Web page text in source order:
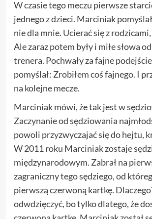
W czasie tego meczu pierwsze
jednego z dzieci. Marciniak
nie dla mnie. Ucierać się z
Ale zaraz potem były i miłe słowa
trenera. Pochwały za fajne
pomyślał: Zrobiłem coś fajnego. I
na kolejne mecze.
Marciniak mówi, że tak jest w
Zaczynanie od sędziowania
powoli przyzwyczajać się do hejtu,
W 2011 roku Marciniak zostaje
międzynarodowym. Zabrał na
zagraniczny tego sędziego, od
pierwszą czerwoną kartkę.
odwdzięczyć, bo tylko dlatego, że